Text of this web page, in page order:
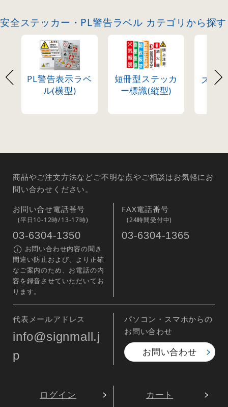
安全ステッカー・PL警告ラベル カテゴリから探す
PL警告表示ラベ
ル(横型)
短冊型ステッカ
ー標識(縦型)
ステ
商品やご注文方法などご不明な点やご相談はお気軽にお
問い合わせください。
お問い合せ電話番号
(平日10-12時/13-17時)
03-6304-1350
お問い合わせ内容の聞き
間違い防止および、より正確
なご案内のため、お電話の内
容を録音させていただいてお
ります。
FAX電話番号
(24時間受付中)
03-6304-1365
代表メールアドレス
info@signmall.j
p
パソコン・スマホからの
お問い合わせ
お問い合わせ
ログイン カート